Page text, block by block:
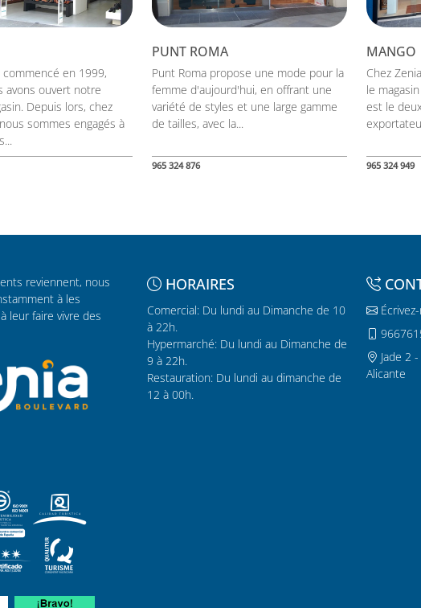
en 1999,
avons ouvert notre
Depuis lors, chez
sommes engagés à
PUNT ROMA
Punt Roma propose une mode pour la
femme d'aujourd'hui, en offrant une
variété de styles et une large gamme
de tailles, avec la...
965 324 876
MANGO
Chez
le
est le
965 324 949
reviennent, nous
à les
leur faire vivre des
HORAIRES
Comercial: Du lundi au Dimanche de 10
à 22h.
Hypermarché: Du lundi au Dimanche de
9 à 22h.
Restauration: Du lundi au dimanche de
12 à 00h.
Jade 2
Alicante